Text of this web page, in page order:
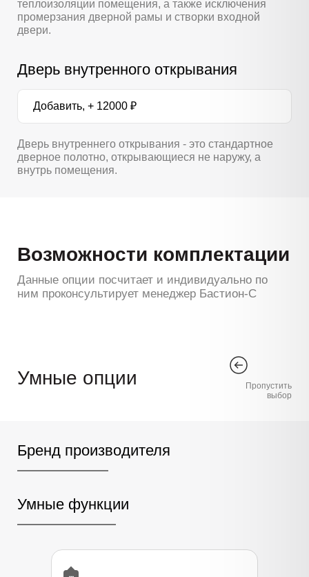
теплоизоляции помещения, а также исключения
промерзания дверной рамы и створки входной
двери.
Дверь внутренного открывания
Добавить, + 12000 ₽
Дверь внутреннего открывания - это стандартное
дверное полотно, открывающиеся не наружу, а
внутрь помещения.
Возможности комплектации
Данные опции посчитает и индивидуально по
ним проконсультирует менеджер Бастион-С
Умные опции
Пропустить
выбор
Бренд производителя
Умные функции